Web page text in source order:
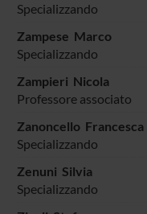
Specializzando
Zampese Marco
Specializzando
Zampieri Nicola
Professore associato
Zanoncello Francesca
Specializzando
Zenuni Silvia
Specializzando